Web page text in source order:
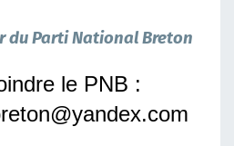
du Parti National Breton
le PNB :